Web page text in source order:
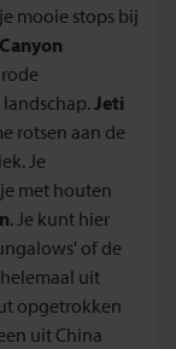
mooie stops bij
Jeti
rotsen aan de
Je
met houten
. Je kunt hier
of de
uit
opgetrokken
uit China